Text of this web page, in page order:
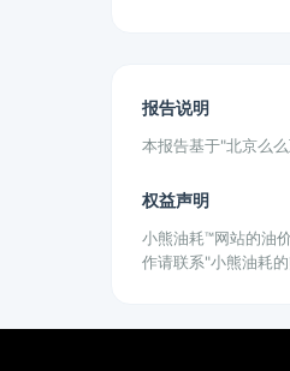
报告说明
本报告基于"北京么
权益声明
小熊油耗™网站的油
作请联系"小熊油耗